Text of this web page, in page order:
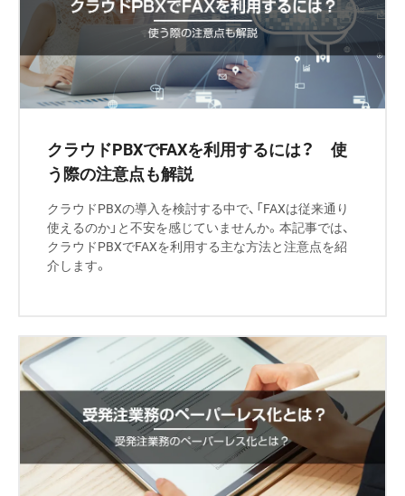
クラウドPBXでFAXを利用するには？ 使
う際の注意点も解説
クラウドPBXの導入を検討する中で、「FAXは従来通り
使えるのか」と不安を感じていませんか。本記事では、
クラウドPBXでFAXを利用する主な方法と注意点を紹
介します。